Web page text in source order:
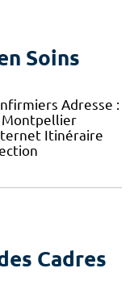
Soins
Adresse :
Montpellier
Itinéraire
Cadres